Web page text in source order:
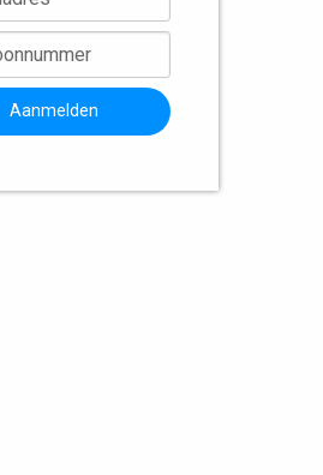
Aanmelden